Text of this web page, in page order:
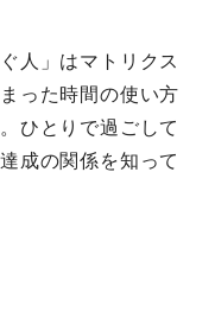
人」はマトリクス
った時間の使い方
ひとりで過ごして
成の関係を知って